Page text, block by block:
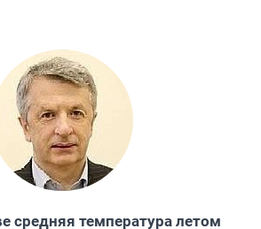
средняя температура летом